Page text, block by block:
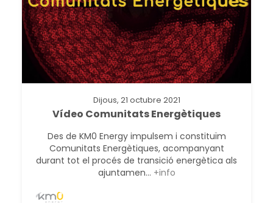
Dijous, 21 octubre 2021
Vídeo Comunitats Energètiques
Des de KM0 Energy impulsem i constituïm
Comunitats Energètiques, acompanyant
durant tot el procés de transició energètica als
ajuntamen... +info